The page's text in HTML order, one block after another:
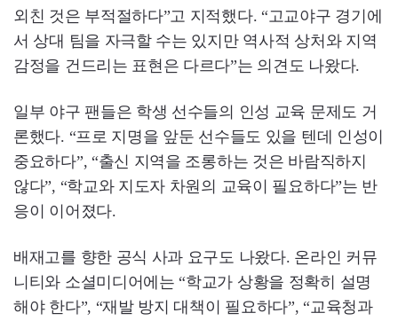
외친 것은 부적절하다”고 지적했다. “고교야구 경기에
서 상대 팀을 자극할 수는 있지만 역사적 상처와 지역
감정을 건드리는 표현은 다르다”는 의견도 나왔다.
일부 야구 팬들은 학생 선수들의 인성 교육 문제도 거
론했다. “프로 지명을 앞둔 선수들도 있을 텐데 인성이
중요하다”, “출신 지역을 조롱하는 것은 바람직하지
않다”, “학교와 지도자 차원의 교육이 필요하다”는 반
응이 이어졌다.
배재고를 향한 공식 사과 요구도 나왔다. 온라인 커뮤
니티와 소셜미디어에는 “학교가 상황을 정확히 설명
해야 한다”, “재발 방지 대책이 필요하다”, “교육청과